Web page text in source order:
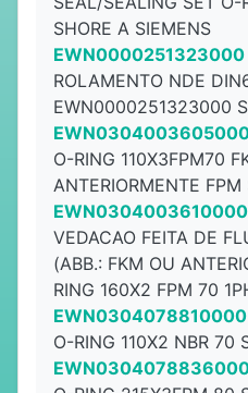
SHORE A SIEMENS
EWN0000251323000
ROLAMENTO NDE
EWN0000251323000
O-RING 110X3FPM70
ANTERIORMENTE FPM
EWN0304003610000
VEDACAO FEITA DE
(ABB.: FKM OU
RING 160X2 FPM 70
EWN0304078810000
O-RING 110X2 NBR 70